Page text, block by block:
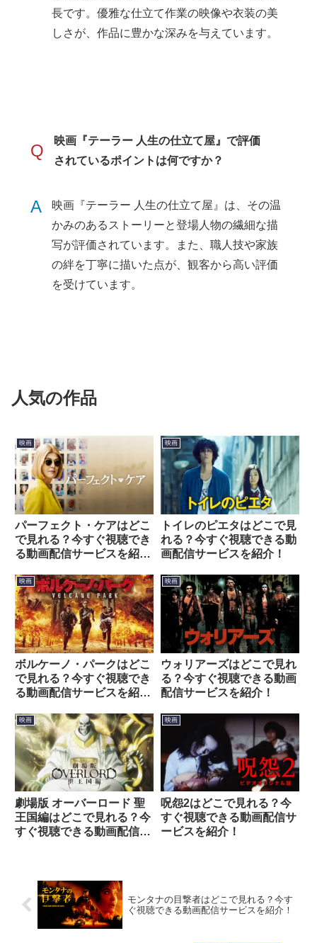
長です。優雅な仕立て作業の映像や衣装の美
しさが、作品に豊かな深みを与えています。
Q
映画『テーラー 人生の仕立て屋』で評価
されているポイントは何ですか？
A
映画『テーラー 人生の仕立て屋』は、その温
かみのあるストーリーと登場人物の繊細な描
写が評価されています。また、職人技や家族
の絆を丁寧に描いた点が、観客から高い評価
を受けています。
人気の作品
映画
パーフェクト・ケアはどこ
で見れる？今すぐ視聴でき
る動画配信サービスを紹
映画
トイレのピエタはどこで見
れる？今すぐ視聴できる動
画配信サービスを紹介！
映画
ボルケーノ・パークはどこ
で見れる？今すぐ視聴でき
る動画配信サービスを紹
映画
ウォリアーズはどこで見れ
る？今すぐ視聴できる動画
配信サービスを紹介！
映画
劇場版 オーバーロード 聖
王国編はどこで見れる？今
すぐ視聴できる動画配信サ
映画
呪怨2はどこで見れる？今
すぐ視聴できる動画配信サ
ービスを紹介！
モンタナの目撃者はどこで見れる？今す
ぐ視聴できる動画配信サービスを紹介！